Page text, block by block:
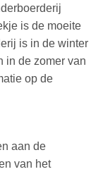
is de moeite
is in de winter
in de zomer van
op de
aan de
van het